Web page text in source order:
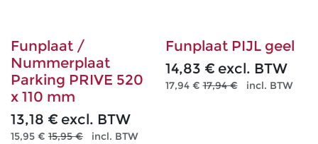
Funplaat /
Nummerplaat
Parking PRIVE 520
x 110 mm
13,18 € excl. BTW
15,95 € 15,95€ incl. BTW
Funplaat PIJL geel
14,83 € excl. BTW
17,94€ 17,94€ incl. BTW